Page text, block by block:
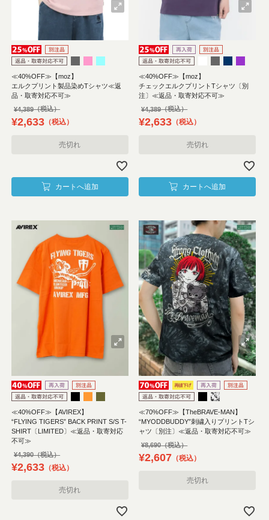
≪40%OFF≫【moz】
エルクプリント製品染めTシャツ≪返
品・取寄対応不可≫
¥4,389
¥2,633 税込
売切れ
カートへ追加
≪40%OFF≫【moz】
チェックエルクプリントTシャツ〔別
注〕≪返品・取寄対応不可≫
¥4,389
¥2,633 税込
売切れ
カートへ追加
≪40%OFF≫【AVIREX】
“FLYING TIGERS” BACK PRINT S/S T-
SHIRT〔LIMITED〕≪返品・取寄対応
不可≫
¥4,390
¥2,633 税込
売切れ
≪70%OFF≫【TheBRAVE-MAN】
“MYODDBUDDY”刺繍入りプリントTシ
ャツ〔別注〕≪返品・取寄対応不可≫
¥8,690
¥2,607 税込
売切れ